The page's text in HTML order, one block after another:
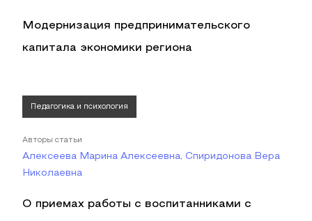
Модернизация предпринимательского
капитала экономики региона
Педагогика и психология
Авторы статьи
Алексеева Марина Алексеевна, Спиридонова Вера
Николаевна
О приемах работы с воспитанниками с